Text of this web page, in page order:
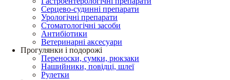
Серцево-судинні препарати
Урологічні препарати
Стоматологічні засоби
Антибіотики
Ветеринарні аксесуари
Прогулянки і подорожі
Переноски, сумки, рюкзаки
Нашийники, повідці, шлеї
Рулетки